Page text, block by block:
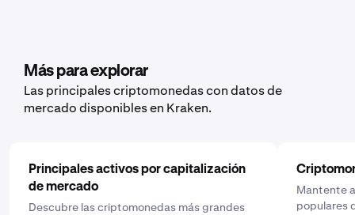
Más para explorar
Las principales criptomonedas con datos de
mercado disponibles en Kraken.
Principales activos por capitalización
de mercado
Descubre las criptomonedas más grandes
Mantente
populares